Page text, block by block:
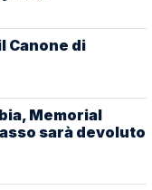
Canone di
Memorial
sarà devoluto